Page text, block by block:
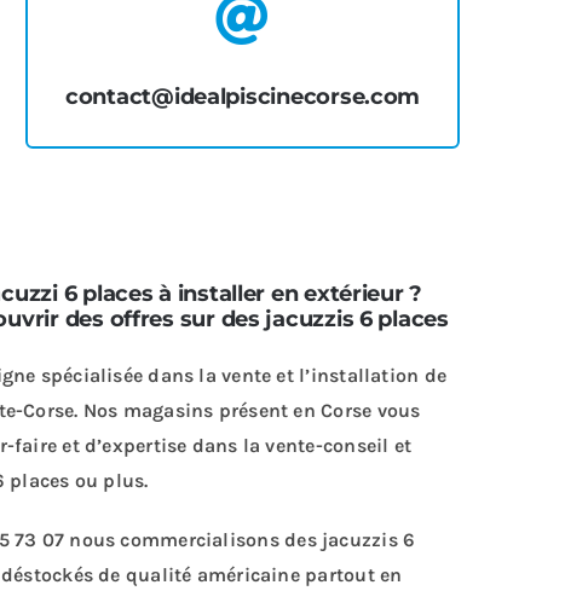
contact@idealpiscinecorse.com
6 places à installer en extérieur ?
des offres sur des jacuzzis 6 places
spécialisée dans la vente et l’installation de
Corse. Nos magasins présent en Corse vous
faire et d’expertise dans la vente-conseil et
ou plus.
73 07 nous commercialisons des jacuzzis 6
de qualité américaine partout en